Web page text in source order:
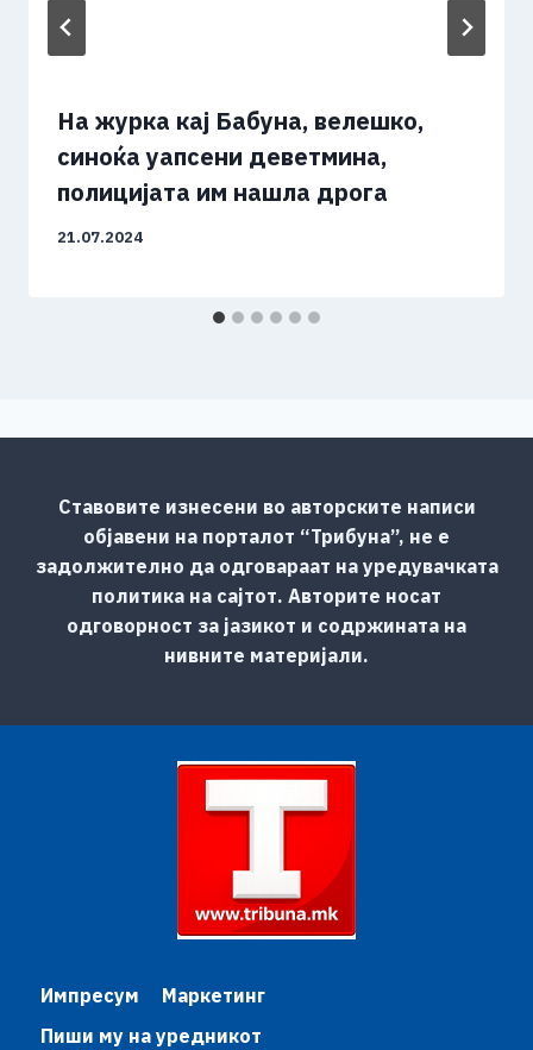
На журка кај Бабуна, велешко,
синоќа уапсени деветмина,
полицијата им нашла дрога
21.07.2024
Ставовите изнесени во авторските написи
објавени на порталот “Трибуна”, не е
задолжително да одговараат на уредувачката
политика на сајтот. Авторите носат
одговорност за јазикот и содржината на
нивните материјали.
Импресум
Маркетинг
Пиши му на уредникот